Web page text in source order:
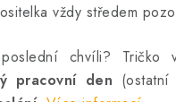
vždy středem
chvíli?
pracovní den